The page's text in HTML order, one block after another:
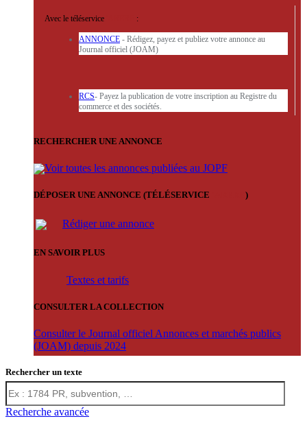
Avec le téléservice :
ANNONCE - Rédigez, payez et publiez votre annonce au
Journal officiel (JOAM)
RCS- Payez la publication de votre inscription au Registre du
commerce et des sociétés.
RECHERCHER UNE ANNONCE
Voir toutes les annonces publiées au JOPF
DÉPOSER UNE ANNONCE (TÉLÉSERVICE )
Rédiger une annonce
EN SAVOIR PLUS
Textes et tarifs
CONSULTER LA COLLECTION
Consulter le Journal officiel Annonces et marchés publics
(JOAM) depuis 2024
Rechercher un texte
Recherche avancée